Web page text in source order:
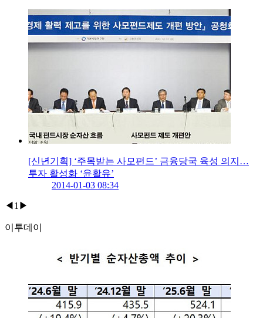
[신년기획] ‘주목받는 사모펀드’ 금융당국 육성 의지…
투자 활성화 ‘윤활유’
2014-01-03 08:34
◀ 1 ▶
이투데이